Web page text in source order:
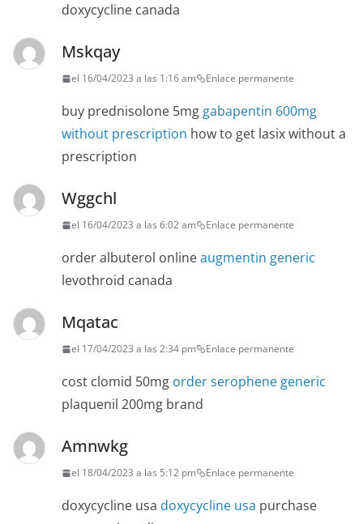
doxycycline canada
Mskqay
el 16/04/2023 a las 1:16 am Enlace permanente
buy prednisolone 5mg gabapentin 600mg
without prescription how to get lasix without a
prescription
Wggchl
el 16/04/2023 a las 6:02 am Enlace permanente
order albuterol onlineaugmentin generic
levothroid canada
Mqatac
el 17/04/2023 a las 2:34 pm Enlace permanente
cost clomid 50mg order serophene generic
plaquenil 200mg brand
Amnwkg
el 18/04/2023 a las 5:12 pm Enlace permanente
doxycycline usa doxycycline usa purchase